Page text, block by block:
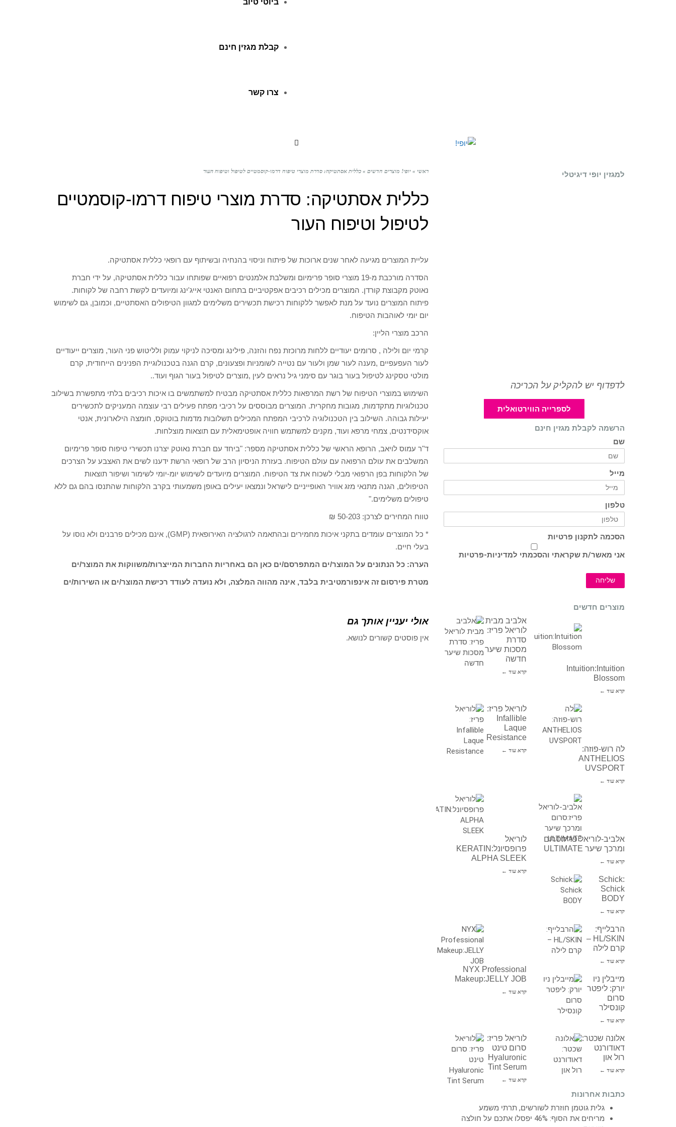
ביוטי טיוב
קבלת מגזין חינם
צרו קשר
ראשי » יופי! מוצרים חדשים » כללית אסתטיקה: סדרת מוצרי טיפוח דרמו-קוסמטיים לטיפול וטיפוח העור
כללית אסתטיקה: סדרת מוצרי טיפוח דרמו-קוסמטיים
לטיפול וטיפוח העור
עליית המוצרים מגיעה לאחר שנים ארוכות של פיתוח וניסוי בהנחיה ובשיתוף עם רופאי כללית אסתטיקה.
הסדרה מורכבת מ-19 מוצרי סופר פרימיום ומשלבת אלמנטים רפואיים שפותחו עבור כללית אסתטיקה, על ידי חברת
נאוטק מקבוצת קורדן. המוצרים מכילים רכיבים אפקטיביים בתחום האנטי אייג'ינג ומיועדים לקשת רחבה של לקוחות.
פיתוח המוצרים נועד על מנת לאפשר ללקוחות רכישת תכשירים משלימים למגוון הטיפולים האסתטיים, וכמובן, גם לשימוש
יום יומי לאוהבות הטיפוח.
הרכב מוצרי הליין:
קרמי יום ולילה , סרומים יעודיים ללחות מרוכזת נפח והזנה, פילינג ומסיכה לניקוי עמוק ולליטוש פני העור, מוצרים ייעודיים
לעור העפעפיים ,מענה לעור שמן ולעור עם נטייה לשומניות ופצעונים, קרם הגנה בטכנולוגיית הפנינים הייחודית, קרם
מולטי טסקינג לטיפול בעור בוגר עם סימני גיל נראים לעין ,מוצרים לטיפול בעור הגוף ועוד..
השימוש במוצרי הטיפוח של רשת המרפאות כללית אסתטיקה מבטיח למשתמשים בו איכות רכיבים בלתי מתפשרת בשילוב
טכנולוגיות מתקדמות, מגובות מחקרית. המוצרים מבוססים על רכיבי מפתח פעילים רבי עוצמה המעניקים לתכשירים
יעילות גבוהה. השילוב בין הטכנולוגיה לרכיבי המפתח המכילים תשלובות מדמות בוטוקס, חומצה הילארונית, אנטי
אוקסידנטים, צמחי מרפא ועוד, מקנים למשתמש חוויה אופטימאלית עם תוצאות מוצלחות.
ד"ר עמוס לויאב, הרופא הראשי של כללית אסתטיקה מספר: "ביחד עם חברת נאוטק יצרנו תכשירי טיפוח סופר פרימיום
המשלבים את עולם הרפואה עם עולם הטיפוח. בעזרת הניסיון הרב של רופאי הרשת ידענו לשים את האצבע על הצרכים
של הלקוחות בפן הרפואי מבלי לשכוח את צד הטיפוח. המוצרים מיועדים לשימוש יומ-יומי לשימור ושיפור תוצאות
הטיפולים, הגנה מתנאי מזג אוויר האופייניים לישראל ונמצאו יעילים באופן משמעותי בקרב הלקוחות שהתנסו בהם גם ללא
טיפולים משלימים."
טווח המחירים לצרכן: 50-203 ₪
* כל המוצרים עומדים בתקני איכות מחמירים ובהתאמה לרגולציה האירופאית (GMP), אינם מכילים פרבנים ולא נוסו על
בעלי חיים.
הערה: כל הנתונים על המוצר/ים המתפרסם/ים כאן הם באחריות החברות המייצרות/משווקות את המוצר/ים
מטרת פירסום זה אינפורמטיבית בלבד, אינה מהווה המלצה, ולא נועדה לעודד רכישת המוצר/ים או השירות/ים
אולי יעניין אותך גם
אין פוסטים קשורים לנושא.
למגזין יופי דיגיטלי
לדפדוף יש להקליק על הכריכה
לספרייה הווירטואלית
הרשמה לקבלת מגזין חינם
שם
מייל
טלפון
הסכמה לתקנון פרטיות
אני מאשר/ת שקראתי והסכמתי למדיניות-פרטיות
שליחה
מוצרים חדשים
אלביב מבית
לוריאל פריז:
סדרת
מסכות שיער
חדשה
קרא עוד ←
Intuition:Intuition
Blossom
קרא עוד ←
לוריאל פריז:
Infallible
Laque
Resistance
קרא עוד ←
לה רוש-פוזה:
ANTHELIOS
UVSPORT
קרא עוד ←
לוריאל
פרופסיונל:KERATIN
ALPHA SLEEK
קרא עוד ←
אלביב-לוריאל פריז:סרום
ומרכך שיער ULTIMATE
קרא עוד ←
Schick:
Schick
BODY
קרא עוד ←
NYX Professional
Makeup:JELLY JOB
קרא עוד ←
הרבלייף:
HL/SKIN –
קרם לילה
קרא עוד ←
מייבלין ניו
יורק: ליפטר
סרום
קונסילר
קרא עוד ←
לוריאל פריז:
סרום טינט
Hyaluronic
Tint Serum
קרא עוד ←
אלונה שכטר:
דאודורנט
רול און
קרא עוד ←
כתבות אחרונות
גלית גוטמן חוזרת לשורשים, תרתי משמע
מריחים את הסוף: 46% יפסלו אתכם על חולצה